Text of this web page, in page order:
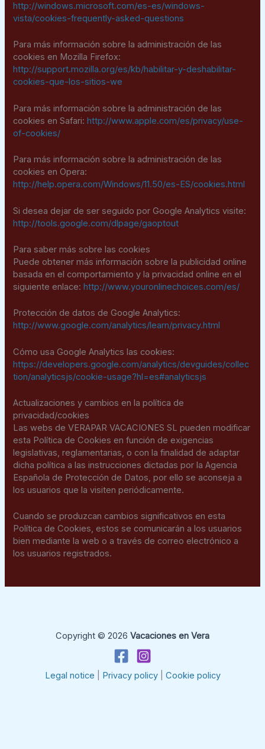
http://windows.microsoft.com/es-es/windows-
vista/cookies-frequently-asked-questions
Para más información sobre la administración de las
cookies en Mozilla Firefox:
http://support.mozilla.org/es/kb/habilitar-y-deshabilitar-
cookies-que-los-sitios-we
Para más información sobre la administración de las
cookies en Safari:http://www.apple.com/es/privacy/use-
of-cookies/
Para más información sobre la administración de las
cookies en Opera:
http://help.opera.com/Windows/11.50/es-ES/cookies.html
Si desea dejar de ser seguido por Google Analytics visite:
http://tools.google.com/dlpage/gaoptout
Para saber más sobre las cookies
Puede obtener más información sobre la publicidad online
basada en el comportamiento y la privacidad online en el
siguiente enlace:http://www.youronlinechoices.com/es/
Protección de datos de Google Analytics:
http://www.google.com/analytics/learn/privacy.html
Cómo usa Google Analytics las cookies:
https://developers.google.com/analytics/devguides/collec
tion/analyticsjs/cookie-usage?hl=es#analyticsjs
Actualizaciones y cambios en la política de
privacidad/cookies
Las webs de VERAPAR VACACIONES SL pueden modificar
esta Política de Cookies en función de exigencias
legislativas, reglamentarias, o con la finalidad de adaptar
dicha política a las instrucciones dictadas por la Agencia
Española de Protección de Datos, por ello se aconseja a
los usuarios que la visiten periódicamente.
Cuando se produzcan cambios significativos en esta
Política de Cookies, estos se comunicarán a los usuarios
bien mediante la web o a través de correo electrónico a
los usuarios registrados.
Copyright © 2026 Vacaciones en Vera
Legal notice Privacy policy| Cookie policy